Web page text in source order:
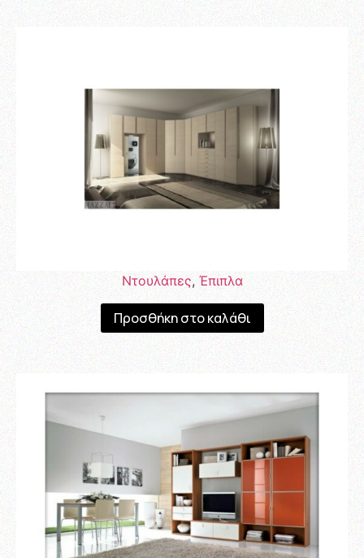
Ντουλάπες,Έπιπλα
Προσθήκη στο καλάθι